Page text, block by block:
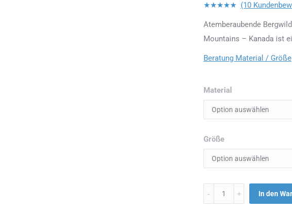
★★★★★ (10
Atemberaubende
Mountains – Kanada ist
Beratung Material / Größe
Material
Größe
Menge In den